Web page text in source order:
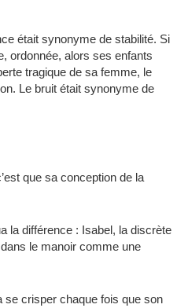
était synonyme de stabilité. Si
ordonnée, alors ses enfants
tragique de sa femme, le
Le bruit était synonyme de
que sa conception de la
la différence : Isabel, la discrète
le manoir comme une
se crisper chaque fois que son